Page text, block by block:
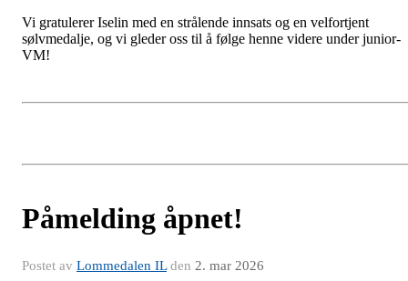
Vi gratulerer Iselin med en strålende innsats og en velfortjent
sølvmedalje, og vi gleder oss til å følge henne videre under junior-
VM!
Påmelding åpnet!
Postet av Lommedalen ILden 2. mar 2026